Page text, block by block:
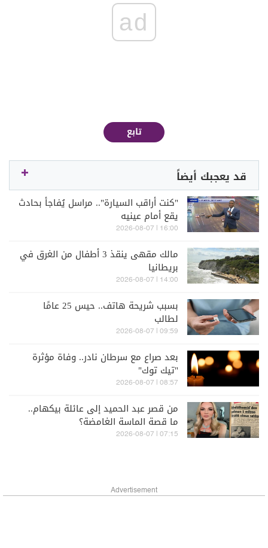
ad
تابع
قد يعجبك أيضاً
"كنت أراقب السيارة".. مراسل يُفاجأ بحادث
يقع أمام عينيه
16:00 | 2026-08-07
مالك مقهى ينقذ 3 أطفال من الغرق في
بريطانيا
14:00 | 2026-08-07
بسبب شريحة هاتف.. حيس 25 عامًا
لطالب
09:59 | 2026-08-07
بعد صراع مع سرطان نادر.. وفاة مؤثرة
"تيك توك"
08:57 | 2026-08-07
من قصر عبد الحميد إلى عائلة بيكهام..
ما قصة الماسة الغامضة؟
07:15 | 2026-08-07
Advertisement